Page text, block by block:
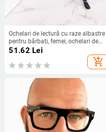
Ochelari de lectură cu raze albastre
pentru bărbați, femei, ochelari de
dioptrie cu jumătate de cadru de
înaltă calitate, ochelari de afaceri
prezbiopi pentru bărbați +1,0 ~ +4,0
51.62 Lei
add_shopping_cart